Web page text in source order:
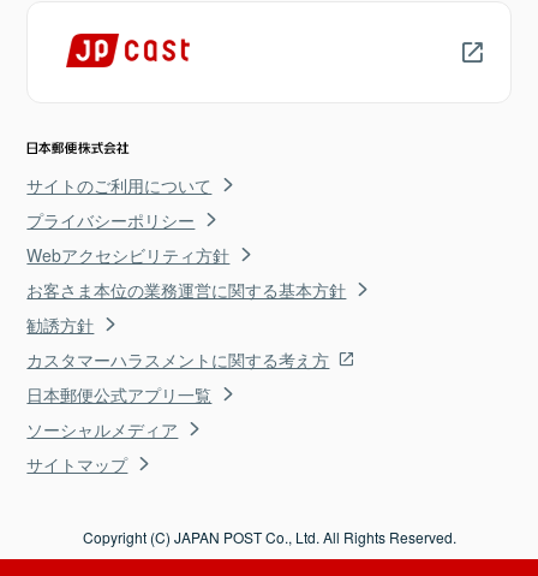
サイトのご利用について
プライバシーポリシー
Webアクセシビリティ方針
お客さま本位の業務運営に関する基本方針
勧誘方針
カスタマーハラスメントに関する考え方
日本郵便公式アプリ一覧
ソーシャルメディア
サイトマップ
Copyright (C) JAPAN POST Co., Ltd. All Rights Reserved.